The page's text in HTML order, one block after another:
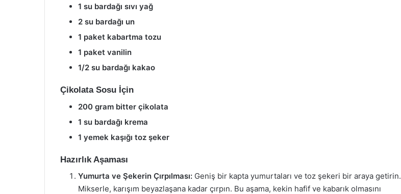
1 su bardağı sıvı yağ
2 su bardağı un
1 paket kabartma tozu
1 paket vanilin
1/2 su bardağı kakao
Çikolata Sosu İçin
200 gram bitter çikolata
1 su bardağı krema
1 yemek kaşığı toz şeker
Hazırlık Aşaması
Yumurta ve Şekerin Çırpılması: Geniş bir kapta yumurtaları ve toz şekeri bir araya getirin.
Mikserle, karışım beyazlaşana kadar çırpın. Bu aşama, kekin hafif ve kabarık olmasını